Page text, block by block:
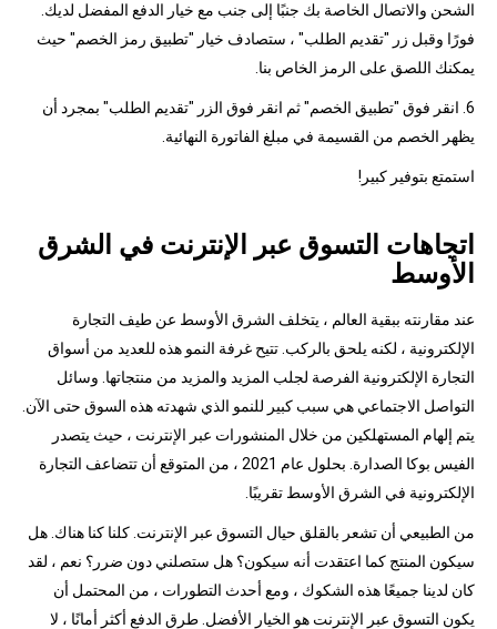
الشحن والاتصال الخاصة بك جنبًا إلى جنب مع خيار الدفع المفضل لديك.
فورًا وقبل زر "تقديم الطلب" ، ستصادف خيار "تطبيق رمز الخصم" حيث
يمكنك اللصق على الرمز الخاص بنا.
6. انقر فوق "تطبيق الخصم" ثم انقر فوق الزر "تقديم الطلب" بمجرد أن
يظهر الخصم من القسيمة في مبلغ الفاتورة النهائية.
استمتع بتوفير كبير!
اتجاهات التسوق عبر الإنترنت في الشرق
الأوسط
عند مقارنته ببقية العالم ، يتخلف الشرق الأوسط عن طيف التجارة
الإلكترونية ، لكنه يلحق بالركب. تتيح غرفة النمو هذه للعديد من أسواق
التجارة الإلكترونية الفرصة لجلب المزيد والمزيد من منتجاتها. وسائل
التواصل الاجتماعي هي سبب كبير للنمو الذي شهدته هذه السوق حتى الآن.
يتم إلهام المستهلكين من خلال المنشورات عبر الإنترنت ، حيث يتصدر
الفيس بوكا الصدارة. بحلول عام 2021 ، من المتوقع أن تتضاعف التجارة
الإلكترونية في الشرق الأوسط تقريبًا.
من الطبيعي أن تشعر بالقلق حيال التسوق عبر الإنترنت. كلنا كنا هناك. هل
سيكون المنتج كما اعتقدت أنه سيكون؟ هل ستصلني دون ضرر؟ نعم ، لقد
كان لدينا جميعًا هذه الشكوك ، ومع أحدث التطورات ، من المحتمل أن
يكون التسوق عبر الإنترنت هو الخيار الأفضل. طرق الدفع أكثر أمانًا ، لا